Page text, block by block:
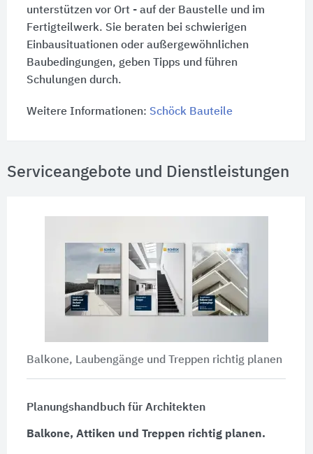
unterstützen vor Ort - auf der Baustelle und im
Fertigteilwerk. Sie beraten bei schwierigen
Einbausituationen oder außergewöhnlichen
Baubedingungen, geben Tipps und führen
Schulungen durch.
Weitere Informationen: Schöck Bauteile
Serviceangebote und Dienstleistungen
Balkone, Laubengänge und Treppen richtig planen
Planungshandbuch für Architekten
Balkone, Attiken und Treppen richtig planen.